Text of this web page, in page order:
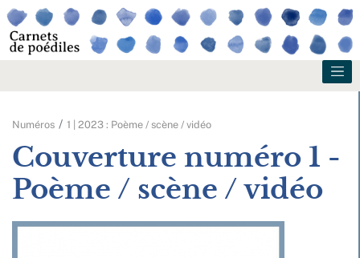
Numéros 1 | 2023 : Poème / scène / vidéo
Couverture numéro 1 -
Poème / scène / vidéo